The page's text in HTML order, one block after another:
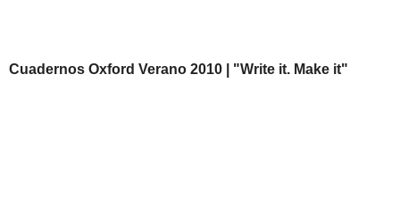
Cuadernos Oxford Verano 2010 | "Write it. Make it"